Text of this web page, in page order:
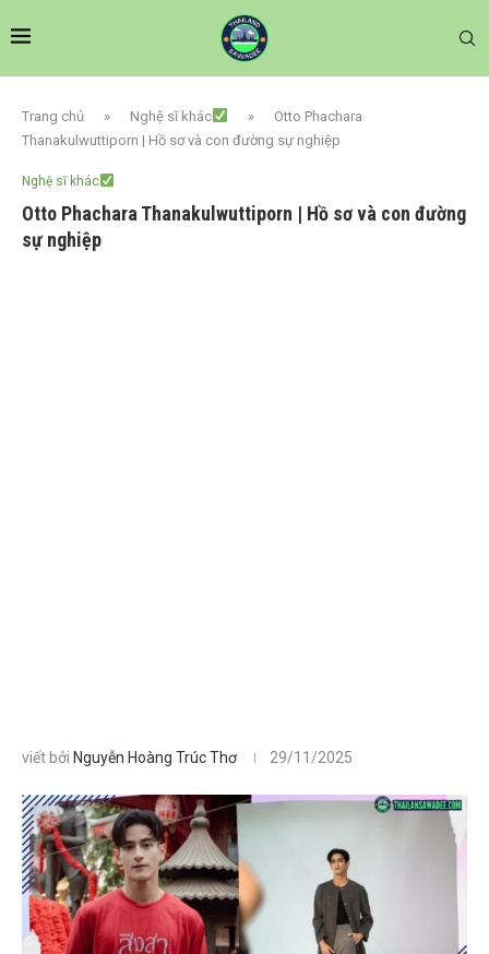
Trang chủ » Nghệ sĩ khác »
Otto Phachara
Thanakulwuttiporn | Hồ sơ và con đường sự nghiệp
Nghệ sĩ khác
Otto Phachara Thanakulwuttiporn | Hồ sơ và con đường
sự nghiệp
viết bởi Nguyễn Hoàng Trúc Thơ 29/11/2025